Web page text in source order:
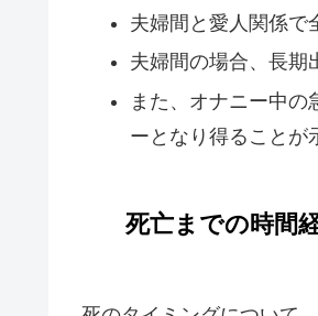
夫婦間と愛人関係で
夫婦間の場合、長期
また、オナニー中
ーとなり得ることが
死亡までの時間